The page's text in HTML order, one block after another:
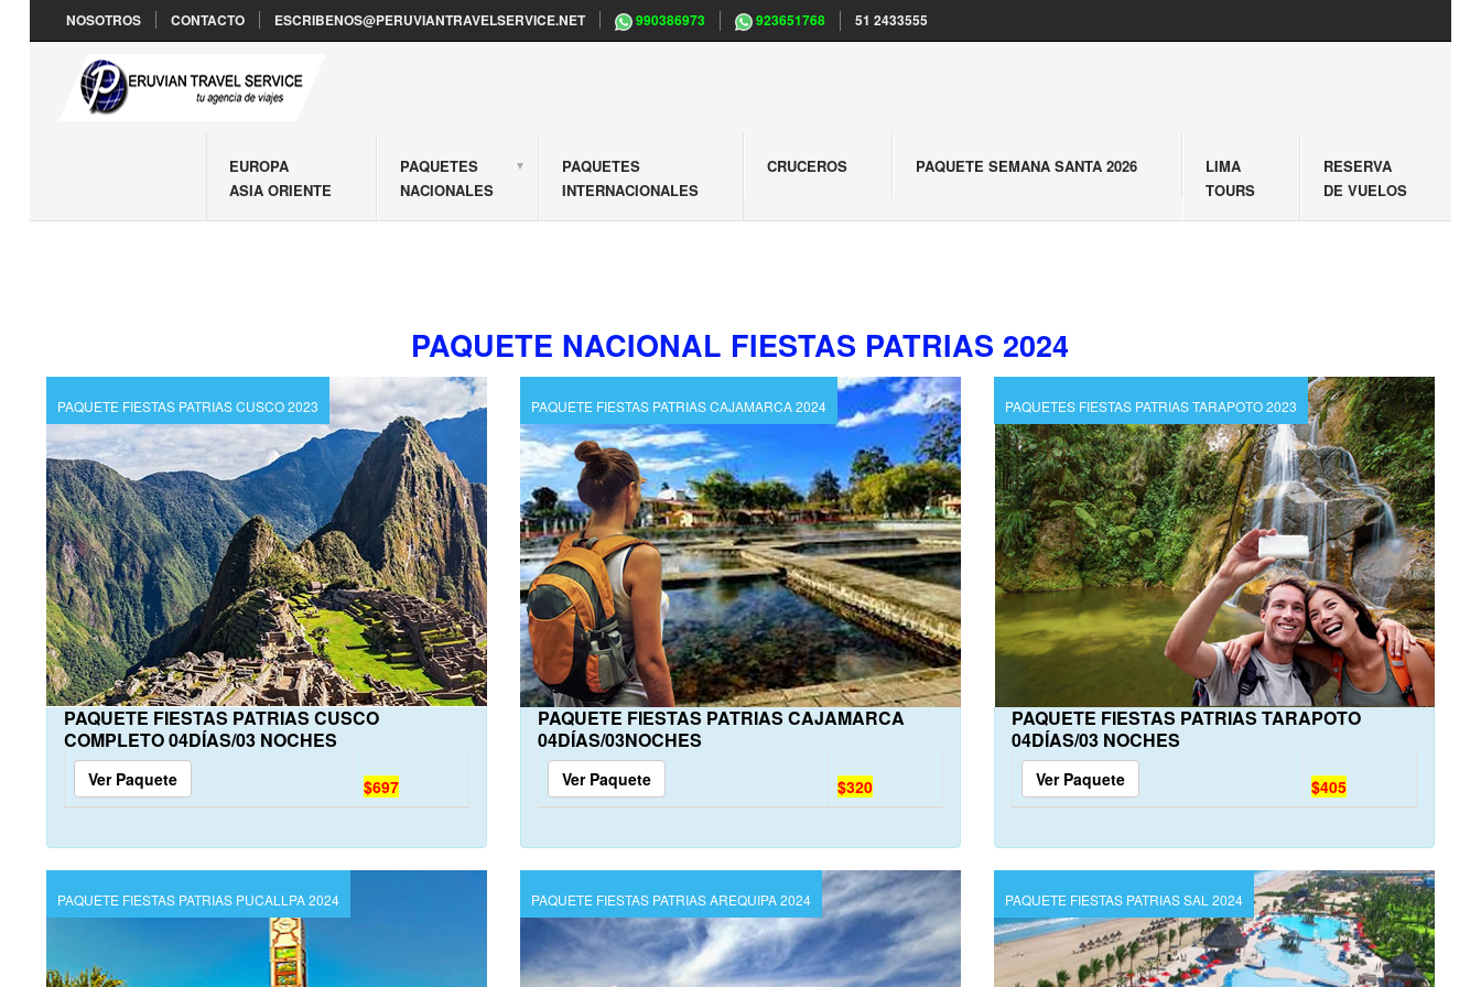
NOSOTROS CONTACTO ESCRIBENOS@PERUVIANTRAVELSERVICE.NET 990386973 923651768 51 2433555
EUROPA
ASIA ORIENTE
PAQUETES
NACIONALES
PAQUETES
INTERNACIONALES
CRUCEROS PAQUETE SEMANA SANTA 2026
LIMA
TOURS
RESERVA
DE VUELOS
PAQUETE NACIONAL FIESTAS PATRIAS 2024
PAQUETE FIESTAS PATRIAS CUSCO 2023
PAQUETE FIESTAS PATRIAS CUSCO
COMPLETO 04DÍAS/03 NOCHES
Ver Paquete $697
PAQUETE FIESTAS PATRIAS CAJAMARCA 2024
PAQUETE FIESTAS PATRIAS CAJAMARCA
04DÍAS/03NOCHES
Ver Paquete $320
PAQUETES FIESTAS PATRIAS TARAPOTO 2023
PAQUETE FIESTAS PATRIAS TARAPOTO
04DÍAS/03 NOCHES
Ver Paquete $405
PAQUETE FIESTAS PATRIAS PUCALLPA 2024 PAQUETE FIESTAS PATRIAS AREQUIPA 2024 PAQUETE FIESTAS PATRIAS SAL 2024